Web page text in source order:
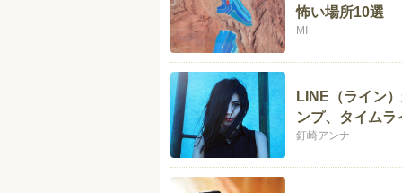
怖い場所10選
MI
LINE（ライン
ンプ、タイム
釘崎アンナ